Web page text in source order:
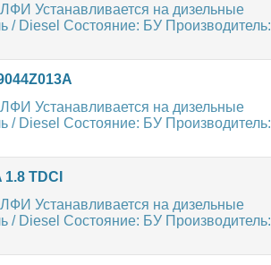
Устанавливается на дизельные
/ Diesel Состояние: БУ Производитель:
Устанавливается на дизельные
/ Diesel Состояние: БУ Производитель:
TDCI
Устанавливается на дизельные
/ Diesel Состояние: БУ Производитель: